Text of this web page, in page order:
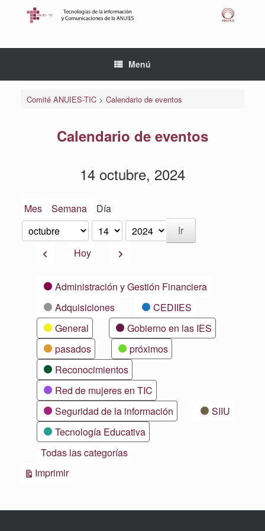
Menú
Comité ANUIES-TIC> Calendario de eventos
Calendario de eventos
14 octubre, 2024
Mes Semana Día
Mes
Día
Año
AnteriorHoy Siguiente
CategoríasAdministración y Gestión Financiera
Adquisiciones
CEDIIES
General
Gobierno en las IES
pasados
próximos
Reconocimientos
Red de mujeres en TIC
Seguridad de la información
SIIU
Tecnología Educativa
Todas las categorías
ImprimirVistas